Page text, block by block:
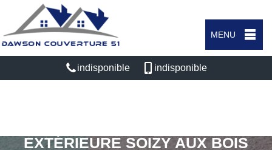
MENU
indisponible indisponible
EXTÉRIEURE SOIZY AUX BOIS